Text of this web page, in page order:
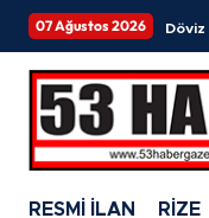
07 Ağustos 2026 Döviz
RESMİ İLAN RİZE